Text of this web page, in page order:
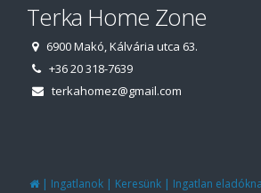
Terka Home Zone
6900 Makó, Kálvária utca 63.
+36 20 318-7639
terkahomez@gmail.com
| Ingatlanok| Keresünk| Ingatlan